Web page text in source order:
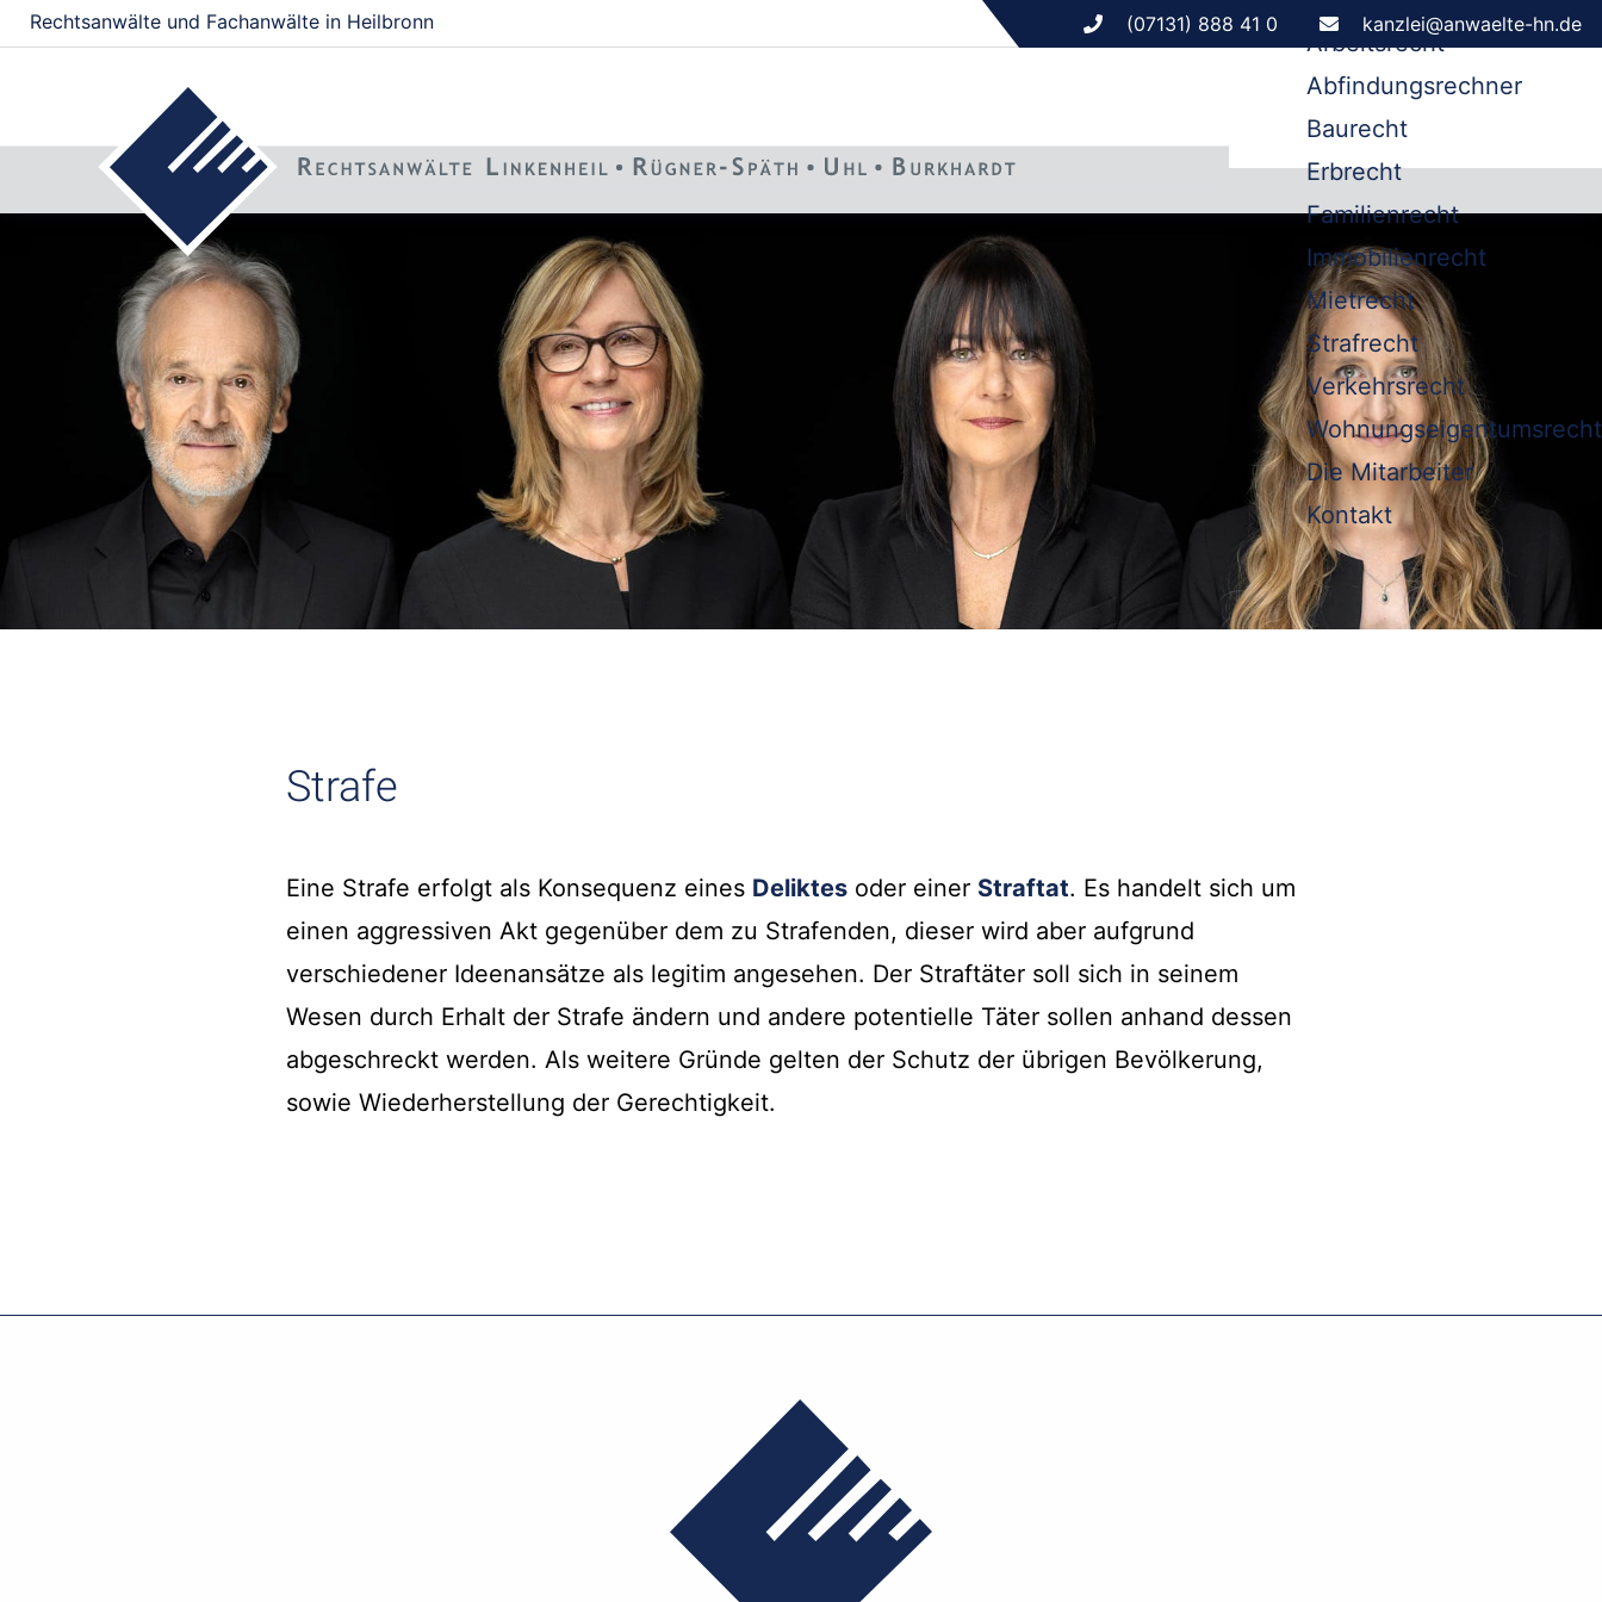
Rechtsanwälte und Fachanwälte in Heilbronn (07131) 888 41 0 kanzlei@anwaelte-hn.de
Arbeitsrecht
Abfindungsrechner
Baurecht
Erbrecht
Familienrecht
Immobilienrecht
Mietrecht
Strafrecht
Verkehrsrecht
Wohnungseigentumsrecht
Die Mitarbeiter
Kontakt
Strafe
Eine Strafe erfolgt als Konsequenz eines Deliktes oder einer Straftat. Es handelt sich um
einen aggressiven Akt gegenüber dem zu Strafenden, dieser wird aber aufgrund
verschiedener Ideenansätze als legitim angesehen. Der Straftäter soll sich in seinem
Wesen durch Erhalt der Strafe ändern und andere potentielle Täter sollen anhand dessen
abgeschreckt werden. Als weitere Gründe gelten der Schutz der übrigen Bevölkerung,
sowie Wiederherstellung der Gerechtigkeit.